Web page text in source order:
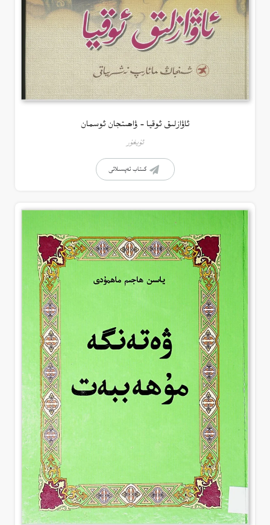
ئاۋازلىق ئوقيا – ۋاھىتجان ئوسمان
ئۇيغۇر
كىتاب تەپسىلاتى